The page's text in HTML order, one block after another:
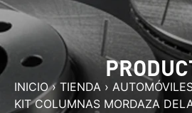
INICIO› TIENDA ›
KIT COLUMNAS MORDAZA